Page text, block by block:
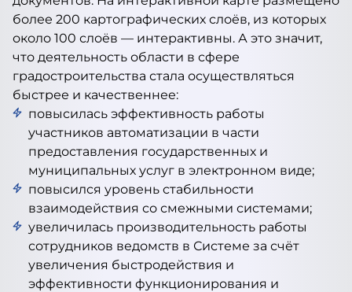
более 200 картографических слоёв, из которых
около 100 слоёв — интерактивны. А это значит,
что деятельность области в сфере
градостроительства стала осуществляться
быстрее и качественнее:
повысилась эффективность работы
участников автоматизации в части
предоставления государственных и
муниципальных услуг в электронном виде;
повысился уровень стабильности
взаимодействия со смежными системами;
увеличилась производительность работы
сотрудников ведомств в Системе за счёт
увеличения быстродействия и
эффективности функционирования и